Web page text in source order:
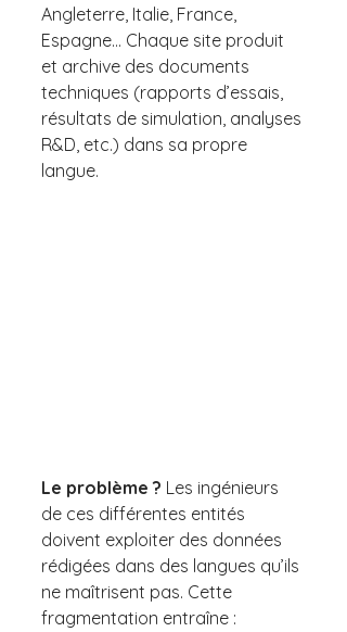
Angleterre, Italie, France,
Espagne… Chaque site produit
et archive des documents
techniques (rapports d’essais,
résultats de simulation, analyses
R&D, etc.) dans sa propre
langue.
Le problème ? Les ingénieurs
de ces différentes entités
doivent exploiter des données
rédigées dans des langues qu’ils
ne maîtrisent pas. Cette
fragmentation entraîne :